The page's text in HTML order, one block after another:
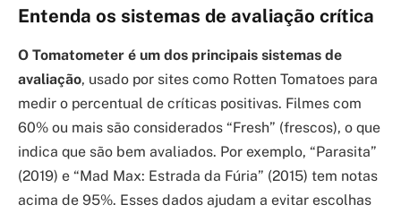
Entenda os sistemas de avaliação crítica
O Tomatometer é um dos principais sistemas de
avaliação, usado por sites como Rotten Tomatoes para
medir o percentual de críticas positivas. Filmes com
60% ou mais são considerados “Fresh” (frescos), o que
indica que são bem avaliados. Por exemplo, “Parasita”
(2019) e “Mad Max: Estrada da Fúria” (2015) tem notas
acima de 95%. Esses dados ajudam a evitar escolhas